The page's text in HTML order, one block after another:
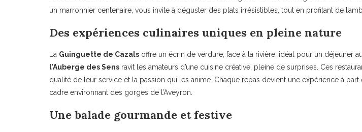
un marronnier centenaire, vous invite à déguster des plats irrésistibles, tout en profitant de
Des expériences culinaires uniques en pleine nature
La Guinguette de Cazals offre un écrin de verdure, face à la rivière, idéal pour un déjeuner
l’Auberge des Sens ravit les amateurs d’une cuisine créative, pleine de surprises. Ces
qualité de leur service et la passion qui les anime. Chaque repas devient une expérience à
cadre environnant des gorges de l’Aveyron.
Une balade gourmande et festive